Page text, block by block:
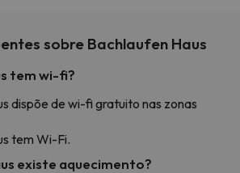
sobre Bachlaufen Haus
tem wi-fi?
dispõe de wi-fi gratuito nas zonas
tem Wi-Fi.
existe aquecimento?